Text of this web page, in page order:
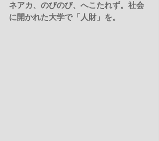
ネアカ、のびのび、へこたれず。社会
に開かれた大学で「人財」を。